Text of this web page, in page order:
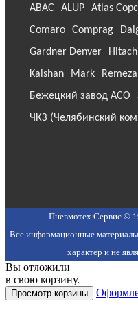
ABAC ALUP Atlas
Comaro
Comprag
Gardner Denver
Kaishan
Mark Remeza
Бежецкий завод АСО
ЧКЗ (Челябинский
Пневмотех Сервис ©
Все информационные
характер и не
Вы отложили
в свою корзину.
Просмотр корзины